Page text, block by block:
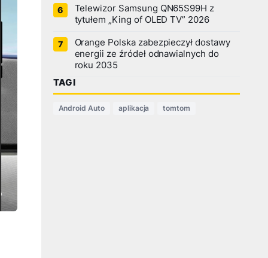
Telewizor Samsung QN65S99H z
tytułem „King of OLED TV” 2026
Orange Polska zabezpieczył dostawy
energii ze źródeł odnawialnych do
roku 2035
TAGI
Android Auto aplikacja tomtom